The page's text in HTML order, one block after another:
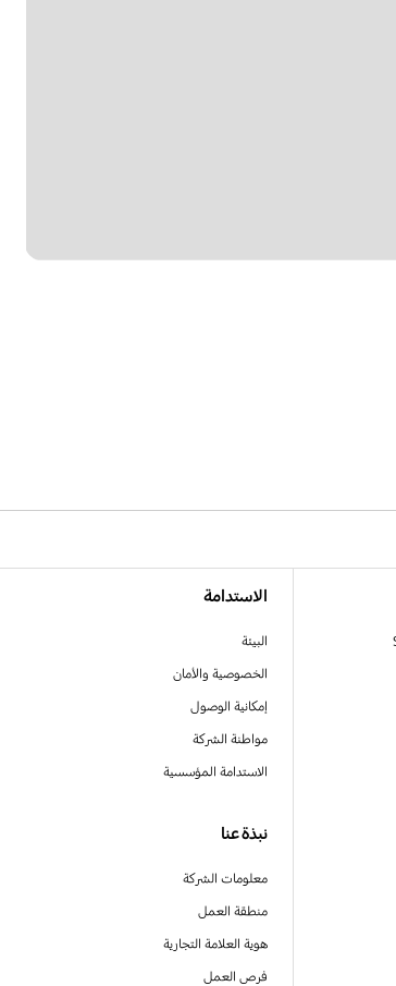
الاستدامة
البيئة
الخصوصية والأمان
إمكانية الوصول
مواطنة الشركة
الاستدامة المؤسسية
نبذة عنا
معلومات الشركة
منطقة العمل
هوية العلامة التجارية
فرص العمل